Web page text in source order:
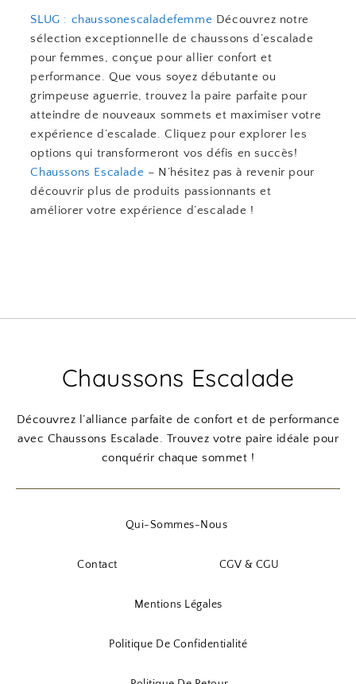
SLUG : chaussonescaladefemme Découvrez notre
sélection exceptionnelle de chaussons d’escalade
pour femmes, conçue pour allier confort et
performance. Que vous soyez débutante ou
grimpeuse aguerrie, trouvez la paire parfaite pour
atteindre de nouveaux sommets et maximiser votre
expérience d’escalade. Cliquez pour explorer les
options qui transformeront vos défis en succès!
Chaussons Escalade – N’hésitez pas à revenir pour
découvrir plus de produits passionnants et
améliorer votre expérience d’escalade !
Chaussons Escalade
Découvrez l’alliance parfaite de confort et de performance
avec Chaussons Escalade. Trouvez votre paire idéale pour
conquérir chaque sommet !
Qui-Sommes-Nous
Contact CGV & CGU
Mentions Légales
Politique De Confidentialité